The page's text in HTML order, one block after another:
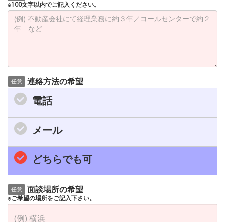
※100文字以内でご記入ください。
任意 連絡方法の希望
電話
メール
どちらでも可
任意 面談場所の希望
※ご希望の場所をご記入下さい。